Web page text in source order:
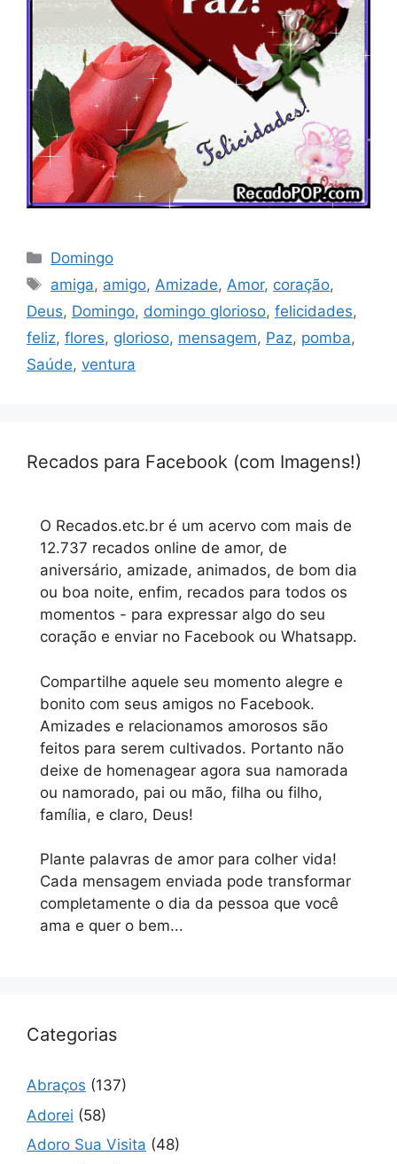
Categorias
Domingo
Tags
amiga, amigo,Amizade,Amor, coração,
Deus, Domingo, domingo glorioso, felicidades,
feliz, flores, glorioso, mensagem, Paz, pomba,
Saúde, ventura
Recados para Facebook (com Imagens!)
O Recados.etc.br é um acervo com mais de
12.737 recados online de amor, de
aniversário, amizade, animados, de bom dia
ou boa noite, enfim, recados para todos os
momentos - para expressar algo do seu
coração e enviar no Facebook ou Whatsapp.
Compartilhe aquele seu momento alegre e
bonito com seus amigos no Facebook.
Amizades e relacionamos amorosos são
feitos para serem cultivados. Portanto não
deixe de homenagear agora sua namorada
ou namorado, pai ou mão, filha ou filho,
família, e claro, Deus!
Plante palavras de amor para colher vida!
Cada mensagem enviada pode transformar
completamente o dia da pessoa que você
ama e quer o bem...
Categorias
Abraços (137)
Adorei (58)
Adoro Sua Visita (48)